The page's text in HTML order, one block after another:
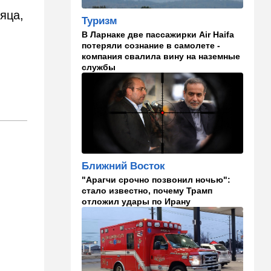
Германии предотвратили
покушение на
производителя дронов для
Украины
Израиль
Террорист "Нухбы",
участвовавший в резне 7
октября, работал в Газе
водителем грузовика
гумпомощи
11:43 В мире
К программе "спасем
Россию" от топливного
кризиса присоединилась
еще одна страна
10:40 Израиль
В Эйлатский залив приплыл
необычный гость. ВИДЕО
Туризм
В Ларнаке две пассажирки Air Haifa
потеряли сознание в самолете -
компания свалила вину на наземные
службы
Ближний Восток
"Арагчи срочно позвонил ночью":
стало известно, почему Трамп
отложил удары по Ирану